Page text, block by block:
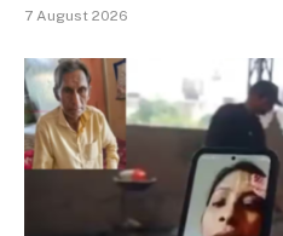
7 August 2026